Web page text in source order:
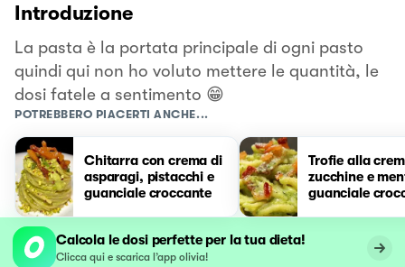
Introduzione
La pasta è la portata principale di ogni pasto
quindi qui non ho voluto mettere le quantità, le
dosi fatele a sentimento 😁
POTREBBERO PIACERTI ANCHE...
Chitarra con crema di
asparagi, pistacchi e
guanciale croccante
Trofie alla
zucchine e
guanciale
Calcola le dosi perfette per la tua dieta!
Clicca qui e scarica l’app olivia!